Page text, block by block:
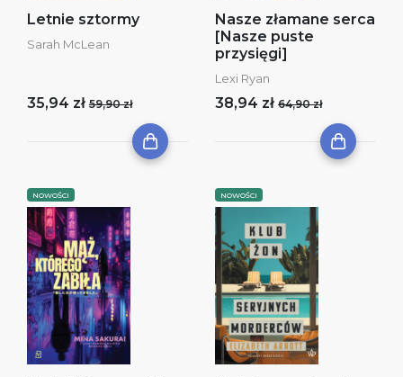
Letnie sztormy
Sarah McLean
35,94 zł 59,90 zł
Nasze złamane serca
[Nasze puste
przysięgi]
Lexi Ryan
38,94 zł 64,90 zł
NOWOŚCI NOWOŚCI